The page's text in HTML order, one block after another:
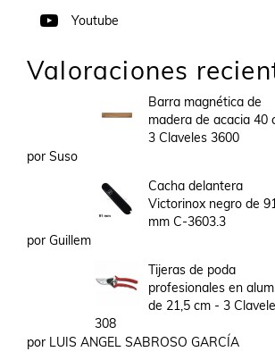
Youtube
Valoraciones
Barra magnética de
madera de acacia 40
3 Claveles 3600
por Suso
Cacha delantera
Victorinox negro de
mm C-3603.3
por Guillem
Tijeras de poda
profesionales en
de 21,5 cm - 3
308
por LUIS ANGEL SABROSO GARCÍA